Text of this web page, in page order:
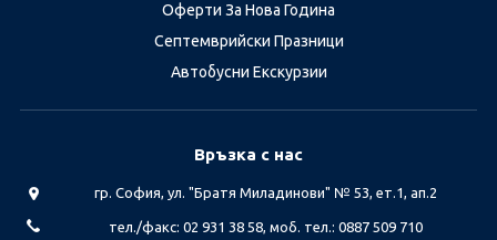
Оферти За Нова Година
Септемврийски Празници
Автобусни Екскурзии
Връзка с нас
гр. София, ул. "Братя Миладинови" № 53, ет.1, ап.2
тел./факс: 02 931 38 58, моб. тел.: 0887 509 710